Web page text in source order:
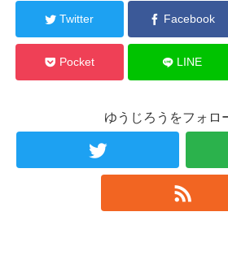
Twitter Facebook
Pocket LINE
ゆうじろうをフォロ